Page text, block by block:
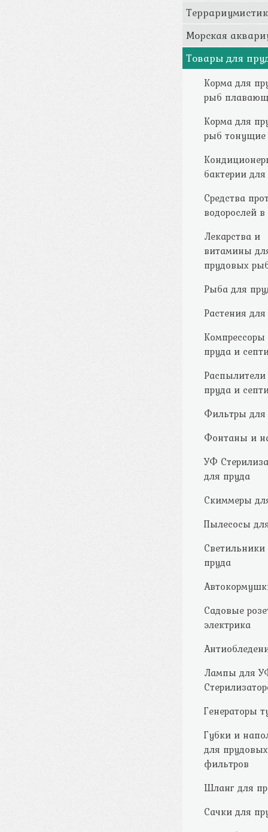
Морская
Товары для
Корма для
рыб
Корма для
рыб тонущие
бактерии
Средства
водорослей
Лекарства и
витамины
прудовых
Рыба для
Растения
Компрессоры
пруда и
пруда и
Фильтры для
Фонтаны и
УФ
для пруда
Скиммеры
Пылесосы
Светильники
пруда
Садовые
электрика
Лампы для
Генераторы
Губки и
для прудовых
фильтров
Шланг для
Сачки для